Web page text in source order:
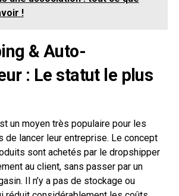
!
& Auto-
: Le statut le plus
un moyen très populaire pour les
de lancer leur entreprise. Le concept
sont achetés par le dropshipper
au client, sans passer par un
Il n’y a pas de stockage ou